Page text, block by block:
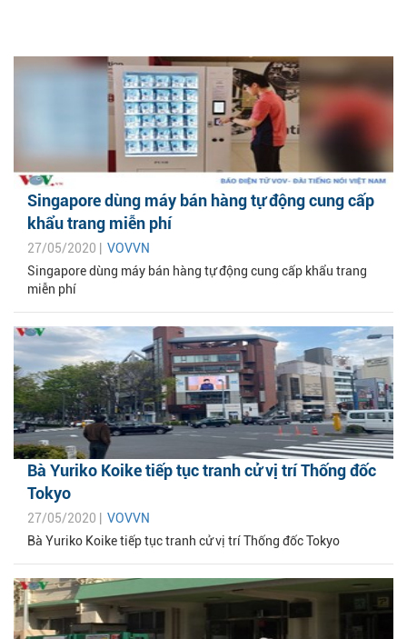
Singapore dùng máy bán hàng tự động cung cấp
khẩu trang miễn phí
27/05/2020 | VOVVN
Singapore dùng máy bán hàng tự động cung cấp khẩu trang
miễn phí
Bà Yuriko Koike tiếp tục tranh cử vị trí Thống đốc
Tokyo
27/05/2020 | VOVVN
Bà Yuriko Koike tiếp tục tranh cử vị trí Thống đốc Tokyo